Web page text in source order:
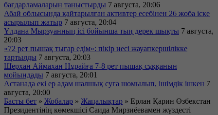
бағдарламаларын таныстырды 7 августа, 20:06
Абай облысында қайтарылған активтер есебінен 26 жоба іске
асырылып жатыр 7 августа, 20:04
Ұлдана Мырзуанның ісі бойынша тың дерек шықты 7 августа,
20:03
«72 рет пышақ тығар едім»: пікір иесі жауапкершілікке
тартылды 7 августа, 20:03
Шерхан Аймахан Нұрайға 7-8 рет пышақ сұққанын
мойындады 7 августа, 20:01
Астанада екі ер адам шалшық суға шомылып, ішімдік ішкен 7
августа, 20:00
Басты бет » Жобалар » Жаңалықтар » Ерлан Қарин Өзбекстан
Президентінің көмекшісі Саида Мирзиёевамен жүздесті